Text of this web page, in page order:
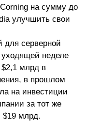
на сумму до
улучшить свои
для серверной
неделе
$2,1 млрд в
в прошлом
на инвестиции
за тот же
$19 млрд.